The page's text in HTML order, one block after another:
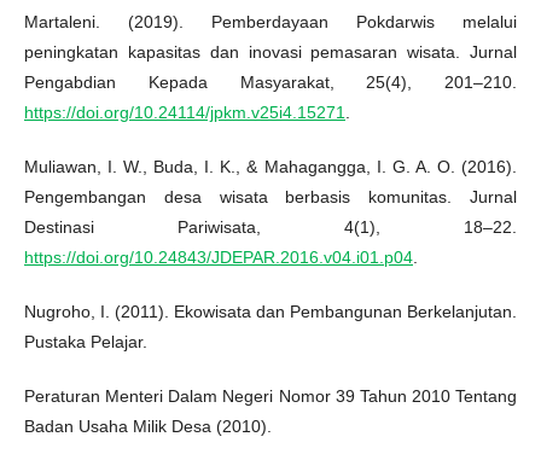
Martaleni. (2019). Pemberdayaan Pokdarwis melalui
peningkatan kapasitas dan inovasi pemasaran wisata. Jurnal
Pengabdian Kepada Masyarakat, 25(4), 201–210.
https://doi.org/10.24114/jpkm.v25i4.15271
Muliawan, I. W., Buda, I. K., & Mahagangga, I. G. A. O. (2016).
Pengembangan desa wisata berbasis komunitas. Jurnal
Destinasi Pariwisata, 4(1), 18–22.
https://doi.org/10.24843/JDEPAR.2016.v04.i01.p04
Nugroho, I. (2011). Ekowisata dan Pembangunan Berkelanjutan.
Pustaka Pelajar.
Peraturan Menteri Dalam Negeri Nomor 39 Tahun 2010 Tentang
Badan Usaha Milik Desa (2010).